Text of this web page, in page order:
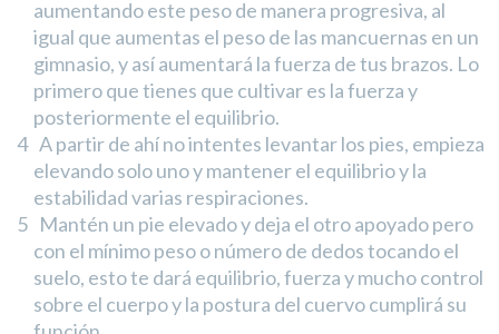
aumentando este peso de manera progresiva, al
igual que aumentas el peso de las mancuernas en un
gimnasio, y así aumentará la fuerza de tus brazos. Lo
primero que tienes que cultivar es la fuerza y
posteriormente el equilibrio.
A partir de ahí no intentes levantar los pies, empieza
elevando solo uno y mantener el equilibrio y la
estabilidad varias respiraciones.
Mantén un pie elevado y deja el otro apoyado pero
con el mínimo peso o número de dedos tocando el
suelo, esto te dará equilibrio, fuerza y mucho control
sobre el cuerpo y la postura del cuervo cumplirá su